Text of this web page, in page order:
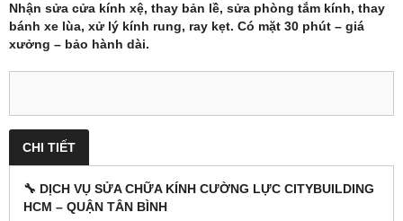
Nhận sửa cửa kính xệ, thay bản lề, sửa phòng tắm kính, thay
bánh xe lùa, xử lý kính rung, ray kẹt. Có mặt 30 phút – giá
xưởng – bảo hành dài.
CHI TIẾT
🔧 DỊCH VỤ SỬA CHỮA KÍNH CƯỜNG LỰC CITYBUILDING
HCM – QUẬN TÂN BÌNH